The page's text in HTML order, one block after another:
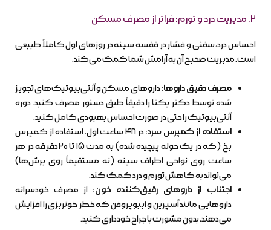
۲. مدیریت درد و تورم: فراتر از مصرف مسکن
احساس درد، سفتی و فشار در قفسه سینه در روزهای اول کاملاً طبیعی
است. مدیریت صحیح آن به آرامش شما کمک می‌کند.
مصرف دقیق داروها:داروهای مسکن و آنتی‌بیوتیک‌های تجویز
شده توسط دکتر یکتا را دقیقاً طبق دستور مصرف کنید. دوره
آنتی‌بیوتیک را حتی در صورت احساس بهبودی کامل کنید.
استفاده از کمپرس سرد:
در ۴۸ ساعت اول، استفاده از کمپرس
یخ (که در یک حوله پیچیده شده) به مدت ۱۵ تا ۲۰ دقیقه در هر
ساعت روی نواحی اطراف سینه (نه مستقیماً روی برش‌ها)
می‌تواند به کاهش تورم و درد کمک کند.
اجتناب از داروهای رقیق‌کننده خون: از مصرف خودسرانه
داروهایی مانند آسپرین و ایبوپروفن که خطر خونریزی را افزایش
می‌دهند، بدون مشورت با جراح خودداری کنید.